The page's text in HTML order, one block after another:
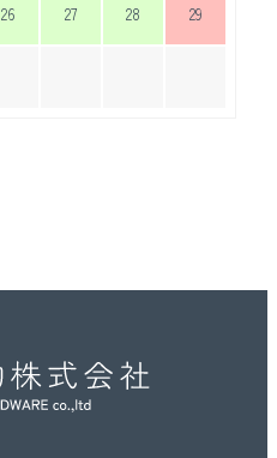
26 27 28 29